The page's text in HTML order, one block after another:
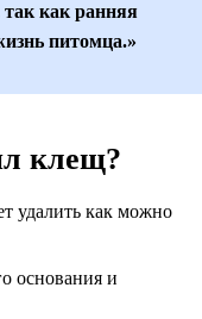
так как ранняя
питомца.»
клещ?
удалить как можно
основания и